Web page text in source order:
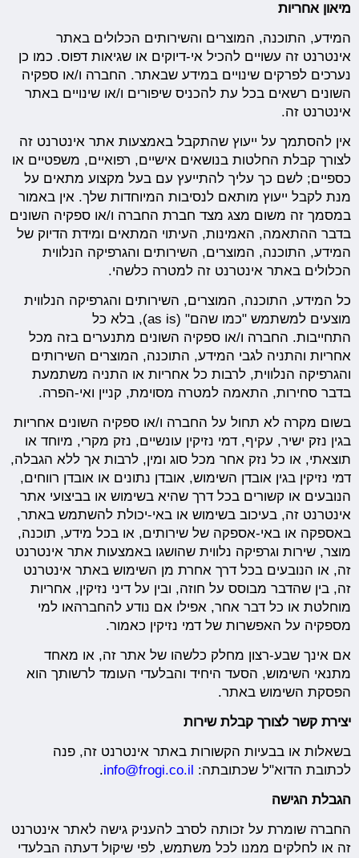
מיאון אחריות
המידע, התוכנה, המוצרים והשירותים הכלולים באתר
אינטרנט זה עשויים להכיל אי-דיוקים או שגיאות דפוס. כמו כן
נערכים לפרקים שינויים במידע שבאתר. החברה ו/או ספקיה
השונים רשאים בכל עת להכניס שיפורים ו/או שינויים באתר
אינטרנט זה.
אין להסתמך על ייעוץ שהתקבל באמצעות אתר אינטרנט זה
לצורך קבלת החלטות בנושאים אישיים, רפואיים, משפטיים או
כספיים; לשם כך עליך להתייעץ עם בעל מקצוע מתאים על
מנת לקבל ייעוץ מותאם לנסיבות המיוחדות שלך. אין באמור
במסמך זה משום מצג מצד חברת החברה ו/או ספקיה השונים
בדבר ההתאמה, האמינות, העיתוי המתאים ומידת הדיוק של
המידע, התוכנה, המוצרים, השירותים והגרפיקה הנלווית
הכלולים באתר אינטרנט זה למטרה כלשהי.
כל המידע, התוכנה, המוצרים, השירותים והגרפיקה הנלווית
מוצעים למשתמש "כמו שהם" (as is), בלא כל
התחייבות. החברה ו/או ספקיה השונים מתנערים בזה מכל
אחריות והתניה לגבי המידע, התוכנה, המוצרים השירותים
והגרפיקה הנלווית, לרבות כל אחריות או התניה משתמעת
בדבר סחירות, התאמה למטרה מסוימת, קניין ואי-הפרה.
בשום מקרה לא תחול על החברה ו/או ספקיה השונים אחריות
בגין נזק ישיר, עקיף, דמי נזיקין עונשיים, נזק מקרי, מיוחד או
תוצאתי, או כל נזק אחר מכל סוג ומין, לרבות אך ללא הגבלה,
דמי נזיקין בגין אובדן השימוש, אובדן נתונים או אובדן רווחים,
הנובעים או קשורים בכל דרך שהיא בשימוש או בביצועי אתר
אינטרנט זה, בעיכוב בשימוש או באי-יכולת להשתמש באתר,
באספקה או באי-אספקה של שירותים, או בכל מידע, תוכנה,
מוצר, שירות וגרפיקה נלווית שהושגו באמצעות אתר אינטרנט
זה, או הנובעים בכל דרך אחרת מן השימוש באתר אינטרנט
זה, בין שהדבר מבוסס על חוזה, ובין על דיני נזיקין, אחריות
מוחלטת או כל דבר אחר, אפילו אם נודע להחברהאו למי
מספקיה על האפשרות של דמי נזיקין כאמור.
אם אינך שבע-רצון מחלק כלשהו של אתר זה, או מאחד
מתנאי השימוש, הסעד היחיד והבלעדי העומד לרשותך הוא
הפסקת השימוש באתר.
יצירת קשר לצורך קבלת שירות
בשאלות או בבעיות הקשורות באתר אינטרנט זה, פנה
לכתובת הדוא"ל שכתובתה: info@frogi.co.il
.
הגבלת הגישה
החברה שומרת על זכותה לסרב להעניק גישה לאתר אינטרנט
זה או לחלקים ממנו לכל משתמש, לפי שיקול דעתה הבלעדי